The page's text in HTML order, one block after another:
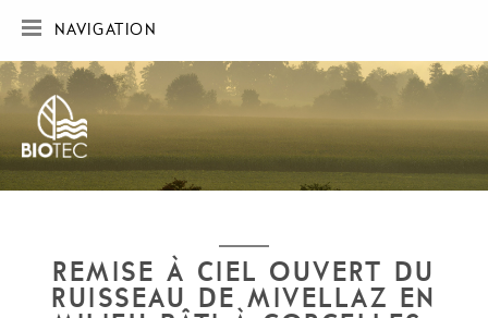
NAVIGATION
ACCUEIL
RÉALISATIONS
CARTE DES RÉALISATIONS
CONTACT
REMISE À CIEL OUVERT DU
RUISSEAU DE MIVELLAZ EN